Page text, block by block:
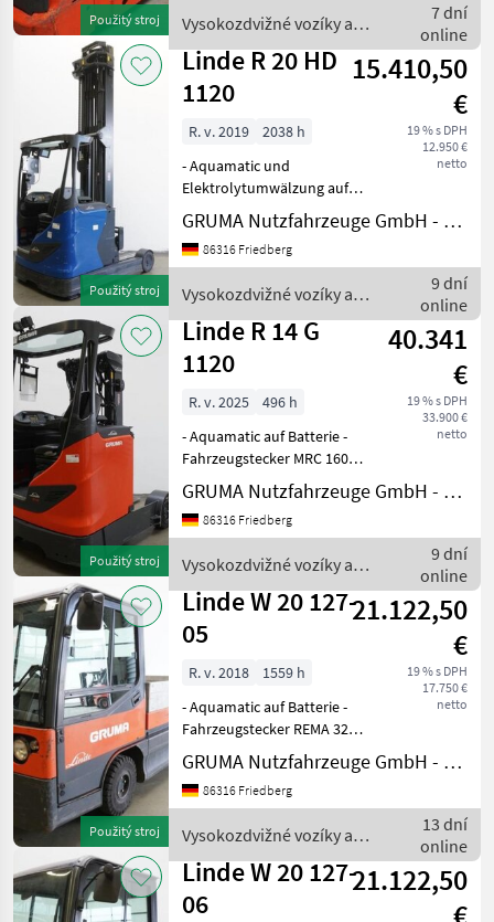
Použitý stroj
BlueSpot - Anhängekup
Vysokozdvižné vozíky a
skladová technika / Linde
7 dní
online
Použitý stroj
Linde R 20 HD
1120
15.410,50
€
19 % s DPH
12.950 €
netto
R. v. 2019
2038 h
- Aquamatic und
Elektrolytumwälzung auf
Batterie - Fahrzeugstecker
MRC 160A - seitlicher
Batteriewechsel mit Rollen
Fahrzeug:
Einfachzusatzhydra
GRUMA Nutzfahrzeuge GmbH - Staplertechnik
86316 Friedberg
Vysokozdvižné vozíky a
skladová technika / Linde
9 dní
online
Použitý stroj
Linde R 14 G
1120
40.341
€
19 % s DPH
33.900 €
netto
R. v. 2025
496 h
- Aquamatic auf Batterie -
Fahrzeugstecker MRC 160A -
seitlicher Batteriewechsel
mit Rollen -
Spannungswandler -
Einfachzusatzhydraulik -
Mast: Einfachzusa
GRUMA Nutzfahrzeuge GmbH - Staplertechnik
86316 Friedberg
Vysokozdvižné vozíky a
skladová technika / Linde
9 dní
online
Použitý stroj
Linde W 20 127-
05
21.122,50
€
19 % s DPH
17.750 €
netto
R. v. 2018
1559 h
- Aquamatic auf Batterie -
Fahrzeugstecker REMA 320A
- seitlicher Batteriewechsel
ohne Rollen - Vollkabine -
Bauhöhe durch
mm - Heizung - Bele
GRUMA Nutzfahrzeuge GmbH - Staplertechnik
86316 Friedberg
Vysokozdvižné vozíky a
skladová technika / Linde
13 dní
online
Linde W 20 127-
06
21.122,50